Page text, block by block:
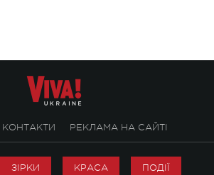
КОНТАКТИ РЕКЛАМА НА САЙТІ
ЗІРКИ КРАСА ПОДІЇ